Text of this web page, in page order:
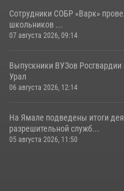
Сотрудники СОБР «Варк»
школьников ...
07 августа 2026, 09:14
Выпускники ВУЗов
Урал
06 августа 2026, 12:14
На Ямале подведены итоги
разрешительной служб...
05 августа 2026, 11:50